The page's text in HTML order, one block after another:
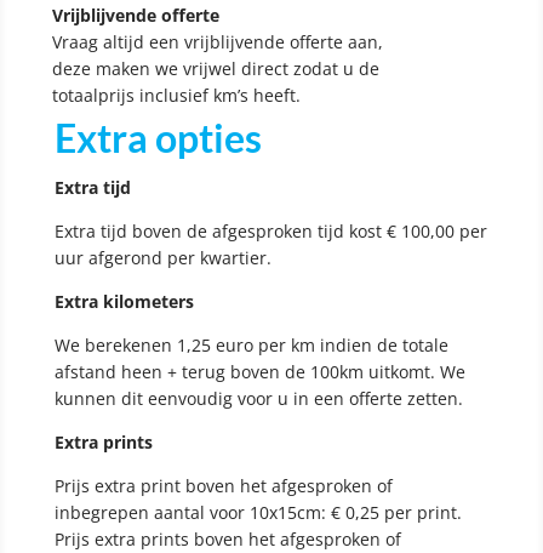
Vrijblijvende offerte
Vraag altijd een vrijblijvende offerte aan,
deze maken we vrijwel direct zodat u de
totaalprijs inclusief km’s heeft.
Extra opties
Extra tijd
Extra tijd boven de afgesproken tijd kost € 100,00 per
uur afgerond per kwartier.
Extra kilometers
We berekenen 1,25 euro per km indien de totale
afstand heen + terug boven de 100km uitkomt. We
kunnen dit eenvoudig voor u in een offerte zetten.
Extra prints
Prijs extra print boven het afgesproken of
inbegrepen aantal voor 10x15cm: € 0,25 per print.
Prijs extra prints boven het afgesproken of